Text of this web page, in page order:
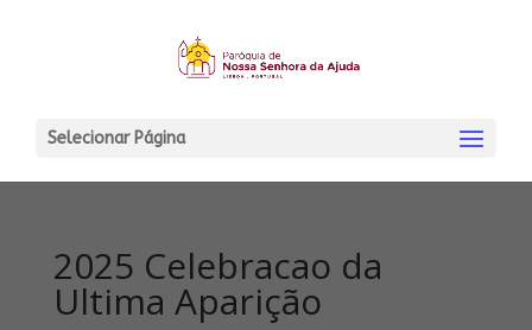
Selecionar Página
2025 Celebracao da
Ultima Aparição